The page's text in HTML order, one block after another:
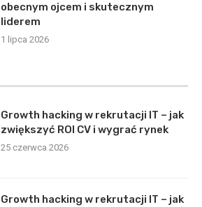
obecnym ojcem i skutecznym
liderem
1 lipca 2026
Growth hacking w rekrutacji IT – jak
zwiększyć ROI CV i wygrać rynek
25 czerwca 2026
Growth hacking w rekrutacji IT – jak